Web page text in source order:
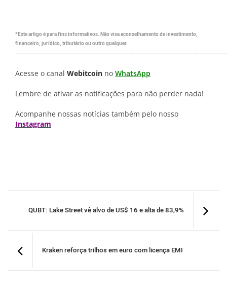
*Este artigo é para fins informativos. Não visa aconselhamento de investimento,
financeiro, jurídico, tributário ou outro qualquer.
Acesse o canal Webitcoin no WhatsApp
Lembre de ativar as notificações para não perder nada!
Acompanhe nossas notícias também pelo nosso
Instagram
QUBT: Lake Street vê alvo de US$ 16 e alta de 83,9%
Kraken reforça trilhos em euro com licença EMI